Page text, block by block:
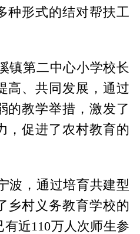
种形式的结对帮扶工
镇第二中心小学校长
高、共同发展，通过
的教学举措，激发了
，促进了农村教育的
波，通过培育共建型
乡村义务教育学校的
近110万人次师生参